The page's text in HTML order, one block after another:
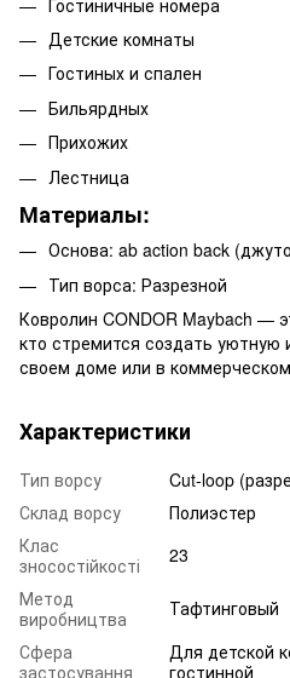
Детские комнаты
Гостиных и спален
Бильярдных
Прихожих
Лестница
Материалы:
Основа: ab action back
Тип ворса: Разрезной
Ковролин CONDOR Maybach —
кто стремится создать
своем доме или в
Характеристики
Тип ворсу
Cut-loop
Склад ворсу
Полиэстер
Клас
зносостійкості
23
Метод
виробництва
Тафтинговый
Сфера
застосування
Для детской
гостинной